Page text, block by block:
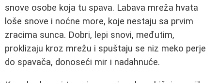
snove osobe koja tu spava. Labava mreža hvata
loše snove i noćne more, koje nestaju sa prvim
zracima sunca. Dobri, lepi snovi, međutim,
proklizaju kroz mrežu i spuštaju se niz meko perje
do spavača, donoseći mir i nadahnuće.